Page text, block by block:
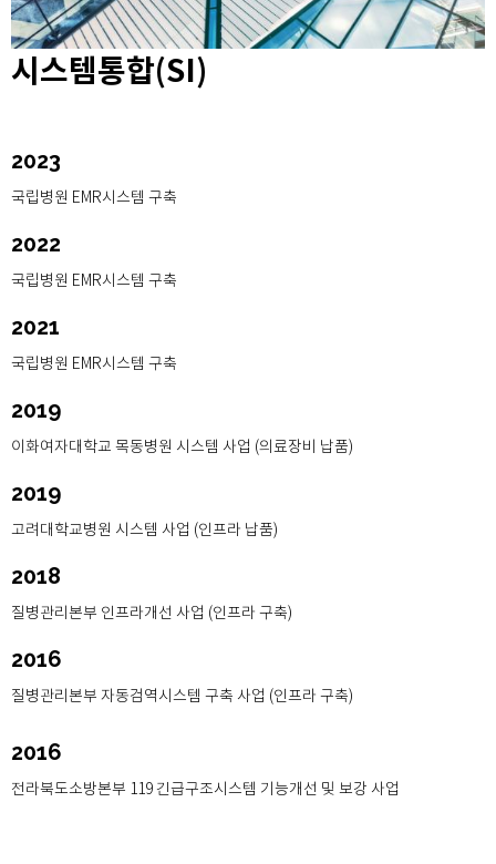
시스템통합(SI)
2023
국립병원 EMR시스템 구축
2022
국립병원 EMR시스템 구축
2021
국립병원 EMR시스템 구축
2019
이화여자대학교 목동병원 시스템 사업 (의료장비 납품)
2019
고려대학교병원 시스템 사업 (인프라 납품)
2018
질병관리본부 인프라개선 사업 (인프라 구축)
2016
질병관리본부 자동검역시스템 구축 사업 (인프라 구축)
2016
전라북도소방본부 119 긴급구조시스템 기능개선 및 보강 사업